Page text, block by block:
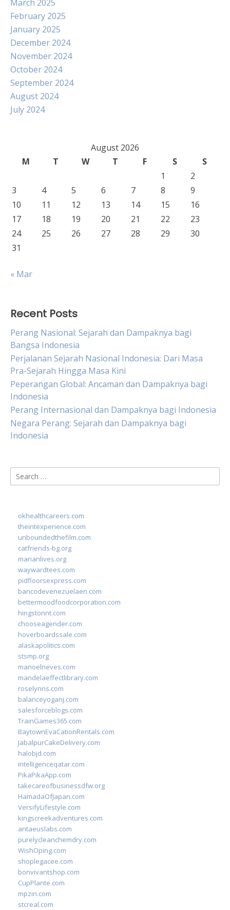
March 2025
February 2025
January 2025
December 2024
November 2024
October 2024
September 2024
August 2024
July 2024
August 2026
M
T W T F S
S
1
2
3
4 5 6 7 8
9
10
11 12 13 14 15
16
17
18 19 20 21 22
23
24
25 26 27 28 29
30
31
« Mar
Recent Posts
Perang Nasional: Sejarah dan Dampaknya bagi
Bangsa Indonesia
Perjalanan Sejarah Nasional Indonesia: Dari Masa
Pra-Sejarah Hingga Masa Kini
Peperangan Global: Ancaman dan Dampaknya bagi
Indonesia
Perang Internasional dan Dampaknya bagi Indonesia
Negara Perang: Sejarah dan Dampaknya bagi
Indonesia
Search
for:
okhealthcareers.com
theintexperience.com
unboundedthefilm.com
catfriends-bg.org
marianlives.org
waywardtees.com
pidfloorsexpress.com
bancodevenezuelaen.com
bettermoodfoodcorporation.com
hingstonnt.com
chooseagender.com
hoverboardssale.com
alaskapolitics.com
stsmp.org
manoelneves.com
mandelaeffectlibrary.com
roselynns.com
balanceyoganj.com
salesforceblogs.com
TrainGames365.com
BaytownEvaCationRentals.com
JabalpurCakeDelivery.com
halobjd.com
intelligenceqatar.com
PikaPikaApp.com
takecareofbusinessdfw.org
HamadaOfJapan.com
VersifyLifestyle.com
kingscreekadventures.com
antaeuslabs.com
purelycleanchemdry.com
WishOping.com
shoplegacee.com
bonvivantshop.com
CupPlante.com
mpzin.com
stcreal.com